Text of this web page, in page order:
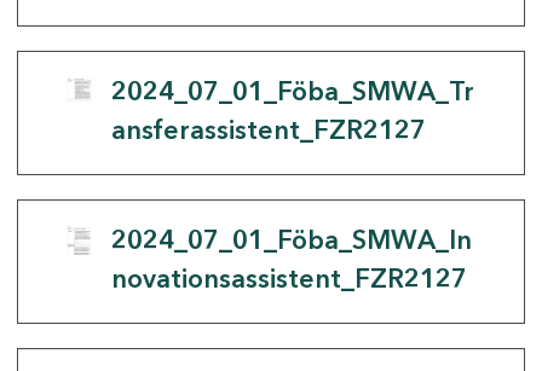
2024_07_01_Föba_SMWA_Tr
ansferassistent_FZR2127
2024_07_01_Föba_SMWA_In
novationsassistent_FZR2127